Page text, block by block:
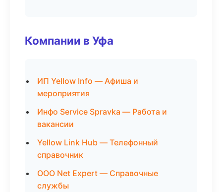
Компании в Уфа
ИП Yellow Info — Афиша и
мероприятия
Инфо Service Spravka — Работа и
вакансии
Yellow Link Hub — Телефонный
справочник
ООО Net Expert — Справочные
службы